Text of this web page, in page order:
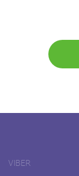
VIBER